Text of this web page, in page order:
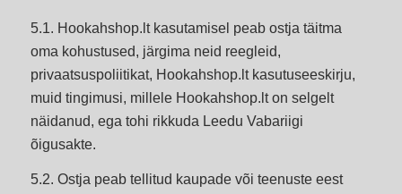
5.1. Hookahshop.lt kasutamisel peab ostja täitma
oma kohustused, järgima neid reegleid,
privaatsuspoliitikat, Hookahshop.lt kasutuseeskirju,
muid tingimusi, millele Hookahshop.lt on selgelt
näidanud, ega tohi rikkuda Leedu Vabariigi
õigusakte.
5.2. Ostja peab tellitud kaupade või teenuste eest